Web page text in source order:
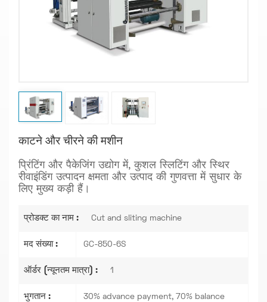
काटने और चीरने की मशीन
प्रिंटिंग और पैकेजिंग उद्योग में, कुशल स्लिटिंग और स्थिर
रीवाइंडिंग उत्पादन क्षमता और उत्पाद की गुणवत्ता में सुधार के
लिए मुख्य कड़ी हैं।
प्रोडक्ट का नाम : Cut and sliting machine
मद संख्या : GC-850-6S
ऑर्डर (न्यूनतम मात्रा) : 1
भुगतान : 30% advance payment, 70% balance